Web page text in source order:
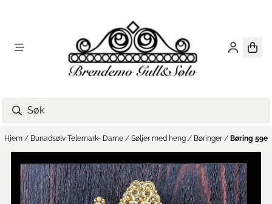
Hjem / Bunadsølv Telemark- Dame / Søljer med heng / Børinger / Børing 59e